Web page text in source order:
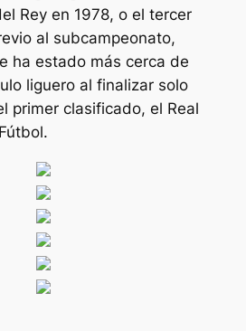
Rey en 1978, o el tercer
al subcampeonato,
ha estado más cerca de
liguero al finalizar solo
primer clasificado, el Real